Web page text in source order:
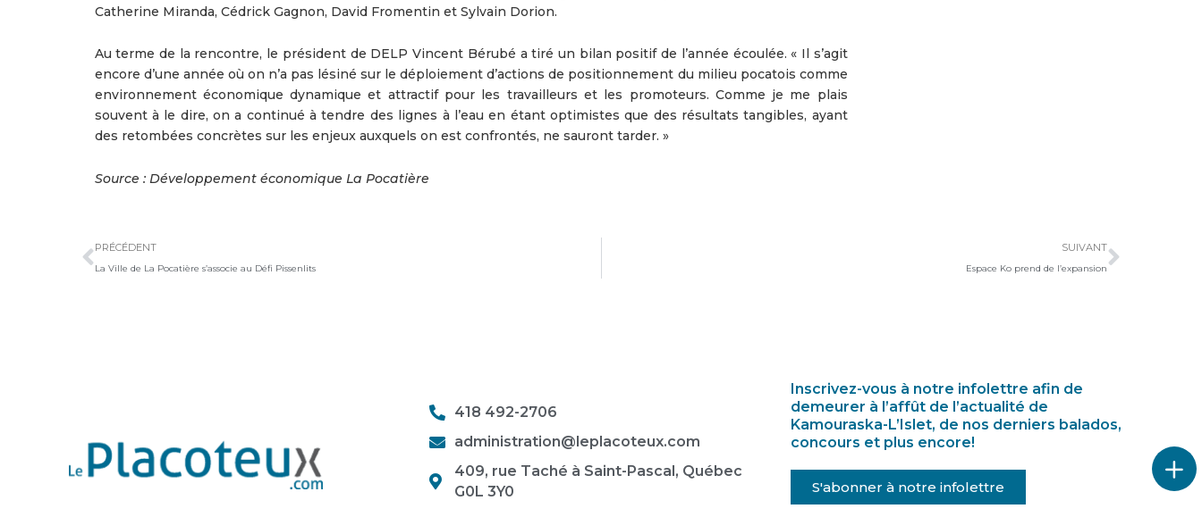
Catherine Miranda, Cédrick Gagnon, David Fromentin et Sylvain Dorion.
Au terme de la rencontre, le président de DELP Vincent Bérubé a tiré un bilan positif de l’année écoulée. « Il s’agit
encore d’une année où on n’a pas lésiné sur le déploiement d’actions de positionnement du milieu pocatois comme
environnement économique dynamique et attractif pour les travailleurs et les promoteurs. Comme je me plais
souvent à le dire, on a continué à tendre des lignes à l’eau en étant optimistes que des résultats tangibles, ayant
des retombées concrètes sur les enjeux auxquels on est confrontés, ne sauront tarder. »
Source : Développement économique La Pocatière
PRÉCÉDENT
La Ville de La Pocatière s’associe au Défi Pissenlits
SUIVANT
Espace Ko prend de l’expansion
418 492-2706
administration@leplacoteux.com
409, rue Taché à Saint-Pascal, Québec
G0L 3Y0
Inscrivez-vous à notre infolettre afin de
demeurer à l’affût de l’actualité de
Kamouraska-L’Islet, de nos derniers balados,
concours et plus encore!
S'abonner à notre infolettre